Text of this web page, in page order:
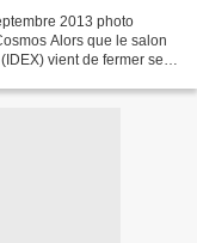
2013 photo
Alors que le salon
vient de fermer ses